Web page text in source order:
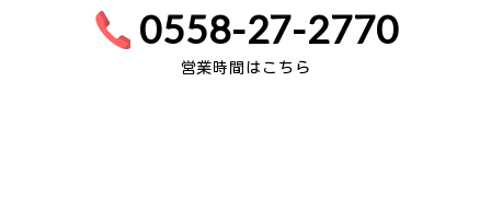
0558-27-2770
営業時間はこちら